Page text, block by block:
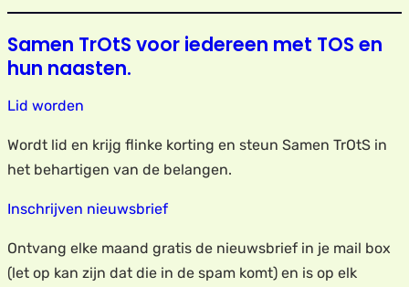
Samen TrOtS voor iedereen met TOS en
hun naasten.
Lid worden
Wordt lid en krijg flinke korting en steun Samen TrOtS in
het behartigen van de belangen.
Inschrijven nieuwsbrief
Ontvang elke maand gratis de nieuwsbrief in je mail box
(let op kan zijn dat die in de spam komt) en is op elk